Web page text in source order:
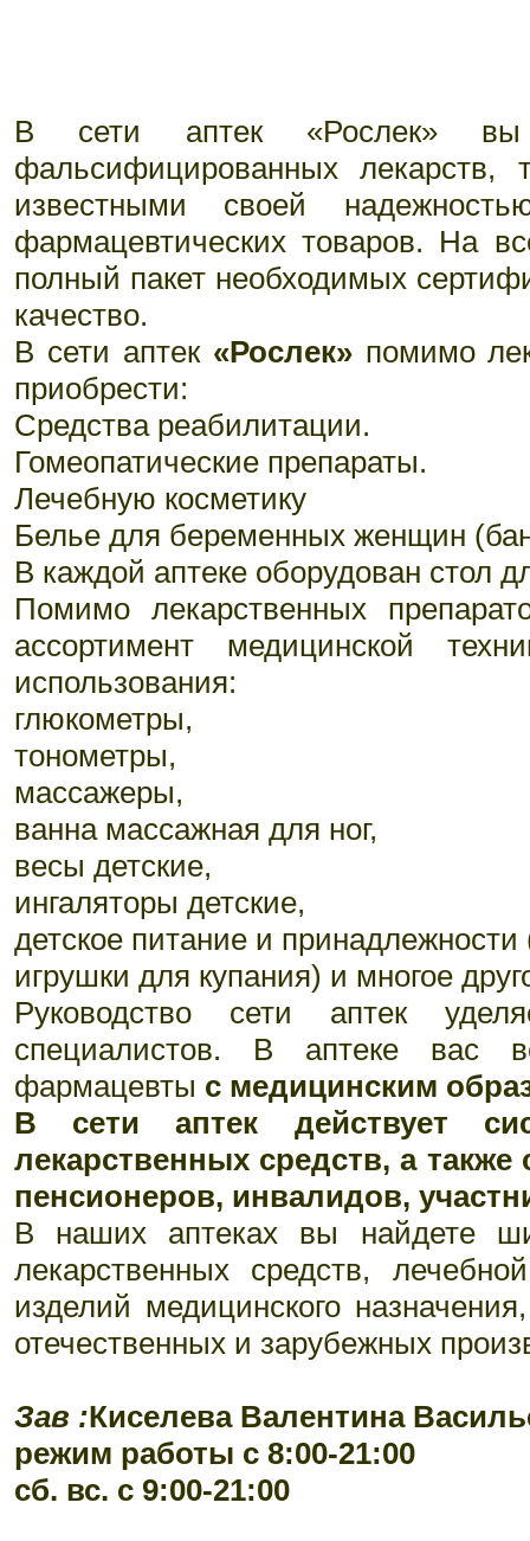
В сети аптек «Рослек» вы
фальсифицированных
известными своей
фармацевтических товаров. На
полный пакет необходимых
качество.
В сети аптек «Рослек»помимо
приобрести:
Средства реабилитации.
Гомеопатические препараты.
Лечебную косметику
Белье для беременных женщин
В каждой аптеке оборудован стол
Помимо лекарственных
ассортимент медицинской
использования:
глюкометры,
тонометры,
массажеры,
ванна массажная для ног,
весы детские,
ингаляторы детские,
детское питание и
игрушки для купания) и многое
Руководство сети аптек
специалистов. В аптеке вас
фармацевты с медицинским
В сети аптек действует
лекарственных средств, а
пенсионеров, инвалидов,
В наших аптеках вы найдете
лекарственных средств,
изделий медицинского
отечественных и зарубежных
Зав :Киселева Валентина
режим работы с 8:00-21:00
сб. вс. с 9:00-21:00